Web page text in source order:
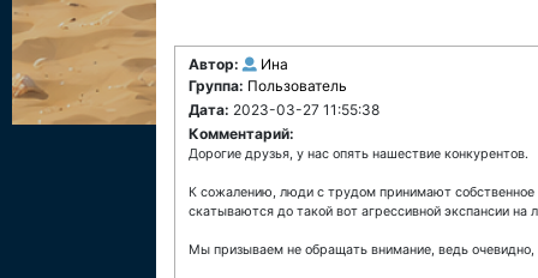
Автор:
Ина
Группа: Пользователь
Дата: 2023-03-27 11:55:38
Комментарий:
Дорогие друзья, у нас опять нашествие конкурентов.
К сожалению, люди с трудом принимают
скатываются до такой вот агрессивной экспансии на
Мы призываем не обращать внимание, ведь